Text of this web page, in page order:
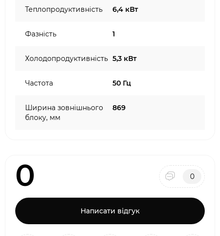
Теплопродуктивність 6,4 кВт
Фазність 1
Холодопродуктивність 5,3 кВт
Частота 50 Гц
Ширина зовнішнього
блоку, мм
869
0 0
Написати відгук